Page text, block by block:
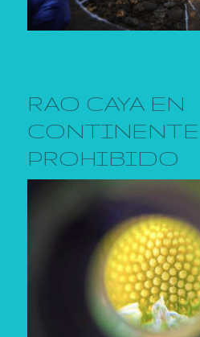
RAO CAYA EN
CONTINENTE
PROHIBIDO